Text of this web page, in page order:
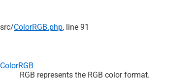
src/ColorRGB.php, line 91
ColorRGB
RGB represents the RGB color format.